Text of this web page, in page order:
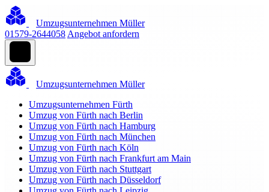
Umzugsunternehmen Müller
01579-2644058 Angebot anfordern
Umzugsunternehmen Müller
Umzugsunternehmen Fürth
Umzug von Fürth nach Berlin
Umzug von Fürth nach Hamburg
Umzug von Fürth nach München
Umzug von Fürth nach Köln
Umzug von Fürth nach Frankfurt am Main
Umzug von Fürth nach Stuttgart
Umzug von Fürth nach Düsseldorf